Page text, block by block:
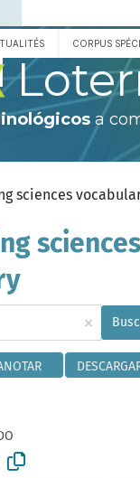
CORPUS
a
sciences
sciences
×